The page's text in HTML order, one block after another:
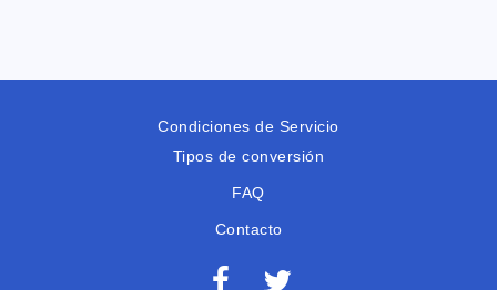
Condiciones de Servicio
Tipos de conversión
FAQ
Contacto